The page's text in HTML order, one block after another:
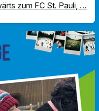
zum FC St. Pauli, …